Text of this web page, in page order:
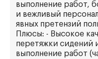
выполнение работ,
и вежливый
явных претензий
Плюсы: - Высокое
перетяжки сидений
выполнение работ